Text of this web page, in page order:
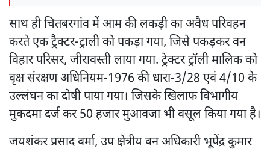
साथ ही चितबरगांव में आम की लकड़ी का अवैध परिवहन
करते एक ट्रैक्टर-ट्राली को पकड़ा गया, जिसे पकड़कर वन
विहार परिसर, जीरावस्ती लाया गया. ट्रेक्टर ट्रॉली मालिक को
वृक्ष संरक्षण अधिनियम-1976 की धारा-3/28 एवं 4/10 के
उल्लंघन का दोषी पाया गया। जिसके खिलाफ विभागीय
मुकदमा दर्ज कर 50 हजार मुआवजा भी वसूल किया गया है।
जयशंकर प्रसाद वर्मा, उप क्षेत्रीय वन अधिकारी भूपेंद्र कुमार